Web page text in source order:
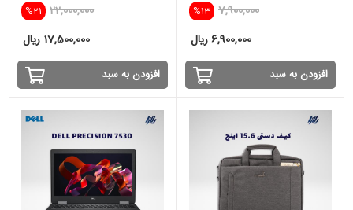
%13 7,900,000
6,900,000 ریال
افزودن به سبد
%21 22,000,000
17,500,000 ریال
افزودن به سبد